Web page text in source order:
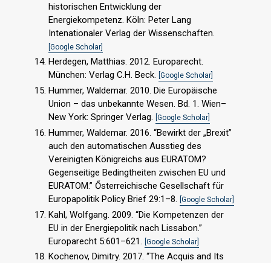
historischen Entwicklung der
Energiekompetenz. Köln: Peter Lang
Intenationaler Verlag der Wissenschaften.
[Google Scholar]
Herdegen, Matthias. 2012. Europarecht.
München: Verlag C.H. Beck. [Google Scholar]
Hummer, Waldemar. 2010. Die Europäische
Union – das unbekannte Wesen. Bd. 1. Wien–
New York: Springer Verlag. [Google Scholar]
Hummer, Waldemar. 2016. “Bewirkt der „Brexit”
auch den automatischen Ausstieg des
Vereinigten Königreichs aus EURATOM?
Gegenseitige Bedingtheiten zwischen EU und
EURATOM.” Ősterreichische Gesellschaft für
Europapolitik Policy Brief 29:1–8. [Google Scholar]
Kahl, Wolfgang. 2009. “Die Kompetenzen der
EU in der Energiepolitik nach Lissabon.”
Europarecht 5:601–621.
[Google Scholar]
Kochenov, Dimitry. 2017. “The Acquis and Its